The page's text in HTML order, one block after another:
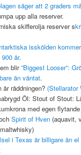
säger att 2 graders
upp alla reserver.
skifferolja reserver s
isskölden
år.
blir”Biggest Looser”:
än väntat.
är räddningen? (Stellarator
Öl: Stout of Stout:
med egen
Spirit of Hven (aquavit,
i Texas är billigare än el